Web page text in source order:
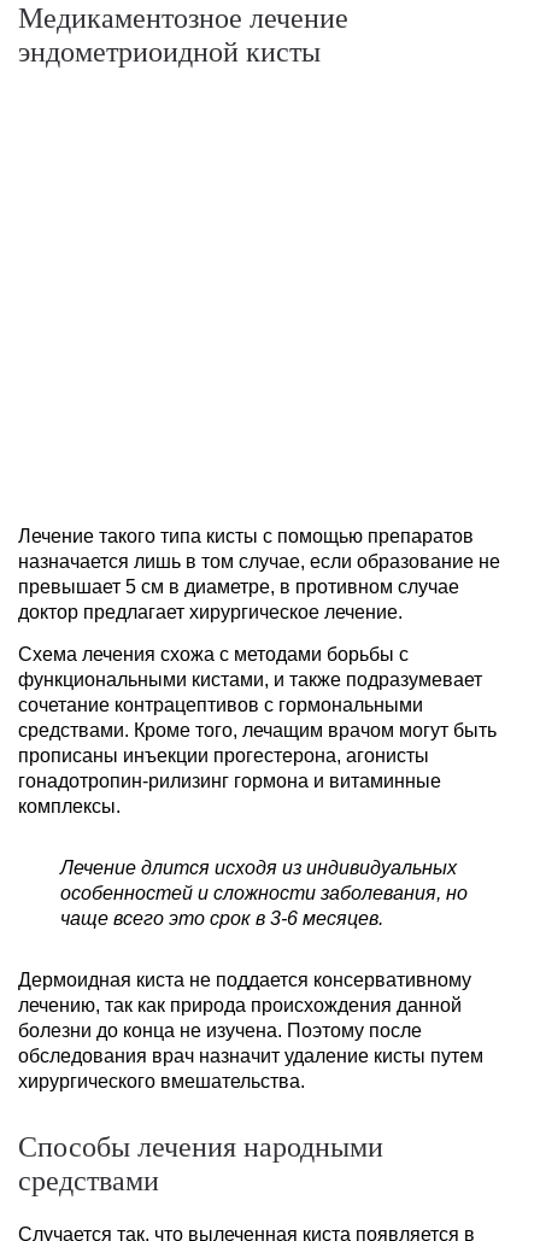
Медикаментозное лечение
эндометриоидной кисты
Лечение такого типа кисты с помощью препаратов
назначается лишь в том случае, если образование не
превышает 5 см в диаметре, в противном случае
доктор предлагает хирургическое лечение.
Схема лечения схожа с методами борьбы с
функциональными кистами, и также подразумевает
сочетание контрацептивов с гормональными
средствами. Кроме того, лечащим врачом могут быть
прописаны инъекции прогестерона, агонисты
гонадотропин-рилизинг гормона и витаминные
комплексы.
Лечение длится исходя из индивидуальных
особенностей и сложности заболевания, но
чаще всего это срок в 3-6 месяцев.
Дермоидная киста не поддается консервативному
лечению, так как природа происхождения данной
болезни до конца не изучена. Поэтому после
обследования врач назначит удаление кисты путем
хирургического вмешательства.
Способы лечения народными
средствами
Случается так, что вылеченная киста появляется в